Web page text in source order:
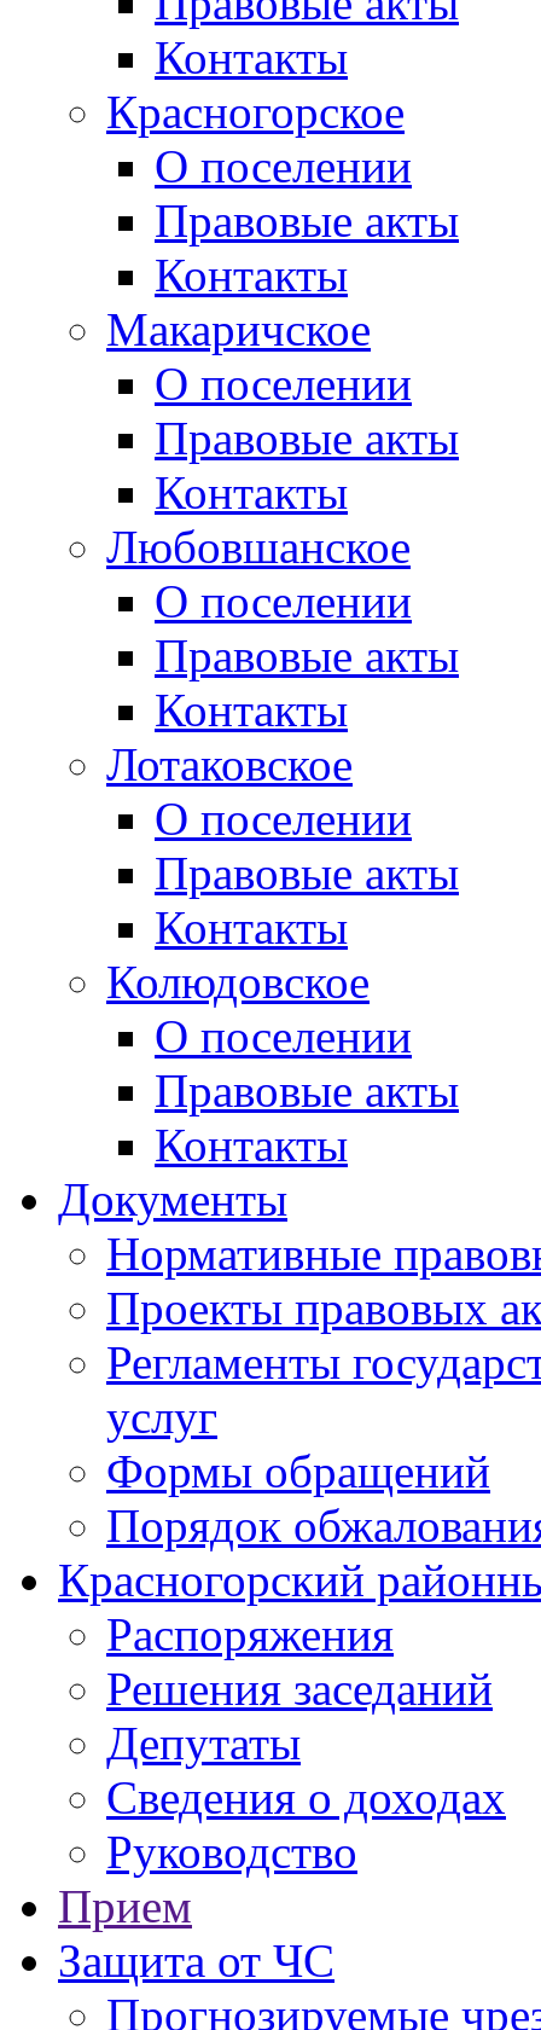
Контакты
Красногорское
О поселении
Правовые акты
Контакты
Макаричское
О поселении
Правовые акты
Контакты
Любовшанское
О поселении
Правовые акты
Контакты
Лотаковское
О поселении
Правовые акты
Контакты
Колюдовское
О поселении
Правовые акты
Контакты
Документы
Нормативные
Проекты правовых
Регламенты
услуг
Формы обращений
Порядок
Красногорский
Распоряжения
Решения заседаний
Депутаты
Сведения о доходах
Руководство
Прием
Защита от ЧС
Прогнозируемые